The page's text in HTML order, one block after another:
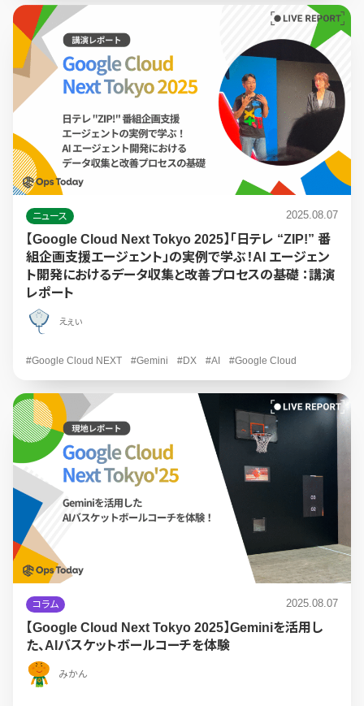
ニュース 2025.08.07
【Google Cloud Next Tokyo 2025】「日テレ “ZIP!” 番
組企画支援エージェント」の実例で学ぶ！AI エージェン
ト開発におけるデータ収集と改善プロセスの基礎 ：講演
レポート
えぇぃ
#Google Cloud NEXT #Gemini #DX #AI #Google Cloud
コラム 2025.08.07
【Google Cloud Next Tokyo 2025】Geminiを活用し
た、AIバスケットボールコーチを体験
みかん